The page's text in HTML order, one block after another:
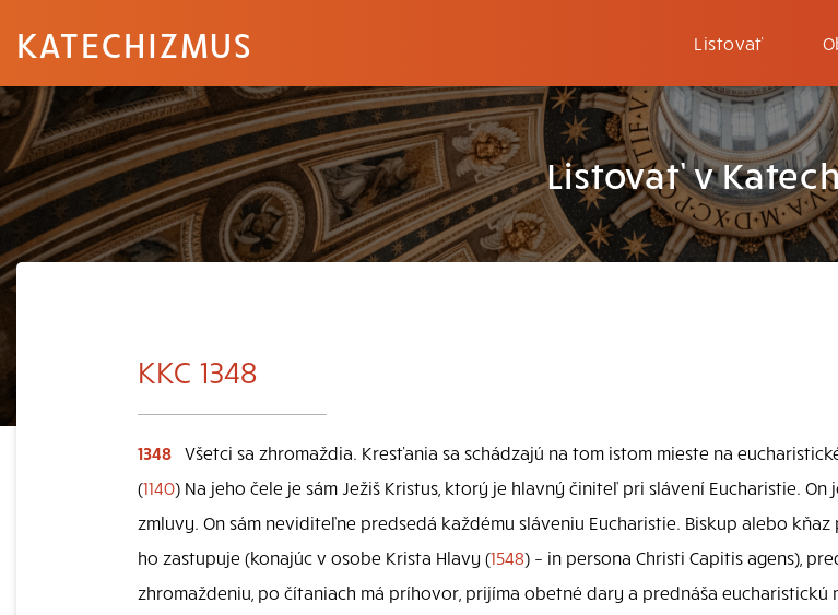
KATECHIZMUS Listovať
Listovať v
KKC 1348
1348 Všetci sa zhromaždia. Kresťania sa schádzajú na tom istom mieste na
(1140) Na jeho čele je sám Ježiš Kristus, ktorý je hlavný činiteľ pri slávení Eucharistie. On
zmluvy. On sám neviditeľne predsedá každému sláveniu Eucharistie. Biskup alebo kňaz
ho zastupuje (konajúc v osobe Krista Hlavy (1548) – in persona Christi Capitis agens),
zhromaždeniu, po čítaniach má príhovor, prijíma obetné dary a prednáša eucharistickú